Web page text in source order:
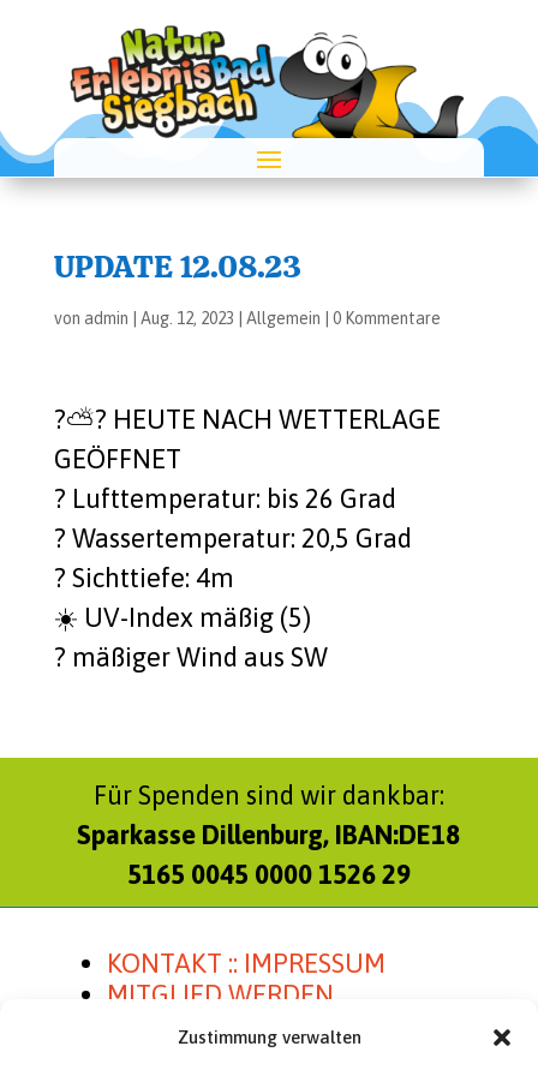
Zustimmung verwalten
UPDATE 12.08.23
von admin Aug. 12, 2023 Allgemein 0 Kommentare
?️⛅️?️ HEUTE NACH WETTERLAGE
GEÖFFNET
?️ Luft­tem­pe­ra­tur: bis 26 Grad
? Was­ser­tem­pe­ra­tur: 20,5 Grad
? Sicht­tie­fe: 4m
☀️ UV-Index mäßig (5)
?️ mäßi­ger Wind aus SW
Für Spenden sind wir dankbar:
Sparkasse Dillenburg, IBAN:DE18
5165 0045 0000 1526 29
KONTAKT :: IMPRESSUM
MITGLIED WERDEN
SATZUNG